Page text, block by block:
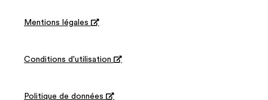
Mentions légales 
Conditions d'utilisation 
Politique de données 